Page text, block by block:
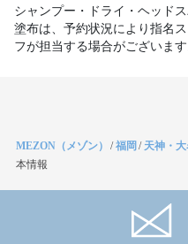
シャンプー・ドライ・ヘッド
塗布は、予約状況により指名
フが担当する場合がございます
MEZON（メゾン） /福岡 / 天神・
本情報